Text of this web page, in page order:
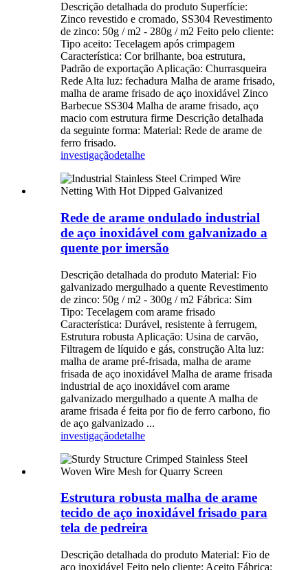
Descrição detalhada do produto Superfície:
Zinco revestido e cromado, SS304 Revestimento
de zinco: 50g / m2 - 280g / m2 Feito pelo cliente:
Tipo aceito: Tecelagem após crimpagem
Característica: Cor brilhante, boa estrutura,
Padrão de exportação Aplicação: Churrasqueira
Rede Alta luz: fechadura Malha de arame frisado,
malha de arame frisado de aço inoxidável Zinco
Barbecue SS304 Malha de arame frisado, aço
macio com estrutura firme Descrição detalhada
da seguinte forma: Material: Rede de arame de
ferro frisado.
investigaçãodetalhe
Rede de arame ondulado industrial
de aço inoxidável com galvanizado a
quente por imersão
Descrição detalhada do produto Material: Fio
galvanizado mergulhado a quente Revestimento
de zinco: 50g / m2 - 300g / m2 Fábrica: Sim
Tipo: Tecelagem com arame frisado
Característica: Durável, resistente à ferrugem,
Estrutura robusta Aplicação: Usina de carvão,
Filtragem de líquido e gás, construção Alta luz:
malha de arame pré-frisada, malha de arame
frisada de aço inoxidável Malha de arame frisada
industrial de aço inoxidável com arame
galvanizado mergulhado a quente A malha de
arame frisada é feita por fio de ferro carbono, fio
de aço galvanizado ...
investigaçãodetalhe
Estrutura robusta malha de arame
tecido de aço inoxidável frisado para
tela de pedreira
Descrição detalhada do produto Material: Fio de
aço inoxidável Feito pelo cliente: Aceito Fábrica: